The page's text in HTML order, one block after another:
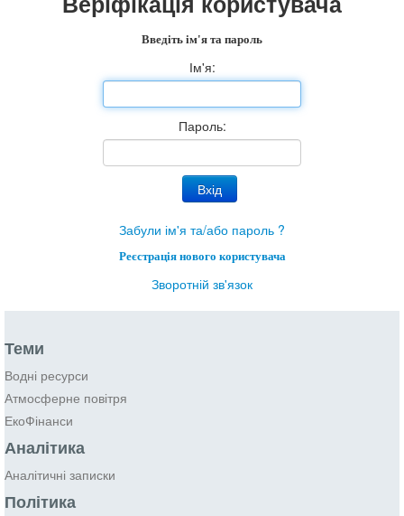
Введіть ім'я та пароль
Ім'я:
Пароль:
Забули ім'я та/або пароль ?
Реєстрація нового користувача
Зворотній зв'язок
Теми
Водні ресурси
Атмосферне повітря
ЕкоФінанси
Аналітика
Аналітичні записки
Політика